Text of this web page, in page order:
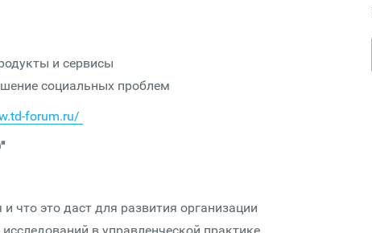
и сервисы
социальных проблем
forum.ru/
что это даст для развития организации